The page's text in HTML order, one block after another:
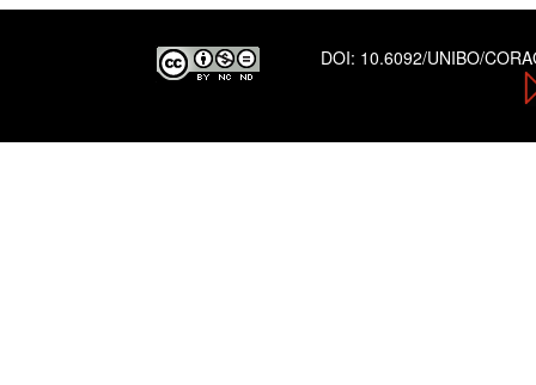
DOI: 10.6092/UNIBO/